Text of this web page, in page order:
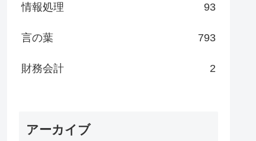
情報処理 93
言の葉 793
財務会計 2
アーカイブ